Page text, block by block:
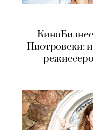
Пиотровски: